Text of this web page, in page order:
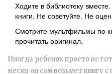
Ходите в библиотеку
книги. Не советуйте. Не
Смотрите мультфильмы по
прочитать оригинал.
Иногда ребенок просто не
месяц он сам возьмет книгу